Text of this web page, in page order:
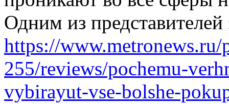
Одним из представителей
https://
255/reviews/pochemu-
vybirayut-vse-bolshe-